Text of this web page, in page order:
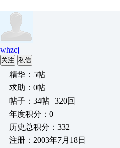
whzcj
关注 私信
精华：5帖
求助：0帖
帖子：34帖 | 320回
年度积分：0
历史总积分：332
注册：2003年7月18日